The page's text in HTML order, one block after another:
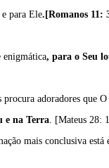
para Ele.[Romanos 11:
enigmática, para o Seu
adoradores que
e na Terra. [Mateus 28:
mais conclusiva está